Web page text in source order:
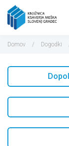
Pojdi
do
vsebine
Domov / Dogodki